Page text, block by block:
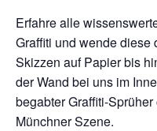
Erfahre alle
Graffiti und wende diese
Skizzen auf Papier bis
der Wand bei uns im
begabter Graffiti-
Münchner Szene.